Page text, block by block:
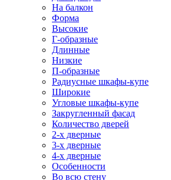
На балкон
Форма
Высокие
Г-образные
Длинные
Низкие
П-образные
Радиусные шкафы-купе
Широкие
Угловые шкафы-купе
Закругленный фасад
Количество дверей
2-х дверные
3-х дверные
4-х дверные
Особенности
Во всю стену